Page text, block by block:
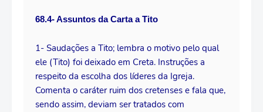
68.4- Assuntos da Carta a Tito
1- Saudações a Tito; lembra o motivo pelo qual
ele (Tito) foi deixado em Creta. Instruções a
respeito da escolha dos líderes da Igreja.
Comenta o caráter ruim dos cretenses e fala que,
sendo assim, deviam ser tratados com